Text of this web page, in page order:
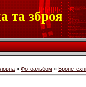
та зброя
» Фотоальбом »